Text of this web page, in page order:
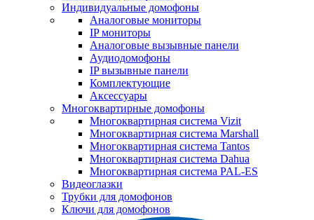
Индивидуальные домофоны
Аналоговые мониторы
IP мониторы
Аналоговые вызывные панели
Аудиодомофоны
IP вызывные панели
Комплектующие
Аксессуары
Многоквартирные домофоны
Многоквартирная система Vizit
Многоквартирная система Marshall
Многоквартирная система Tantos
Многоквартирная система Dahua
Многоквартирная система PAL-ES
Видеоглазки
Трубки для домофонов
Ключи для домофонов